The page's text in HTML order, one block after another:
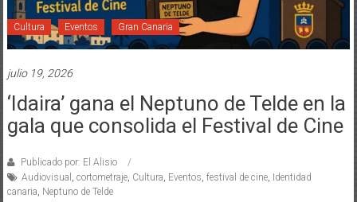
Cultura Eventos Gran Canaria
julio 19, 2026
‘Idaira’ gana el Neptuno de Telde en la
gala que consolida el Festival de Cine
Publicado por: El Alisio
Audiovisual
cortometraje, Cultura Eventos festival de cine, Identidad
canaria Neptuno de Telde